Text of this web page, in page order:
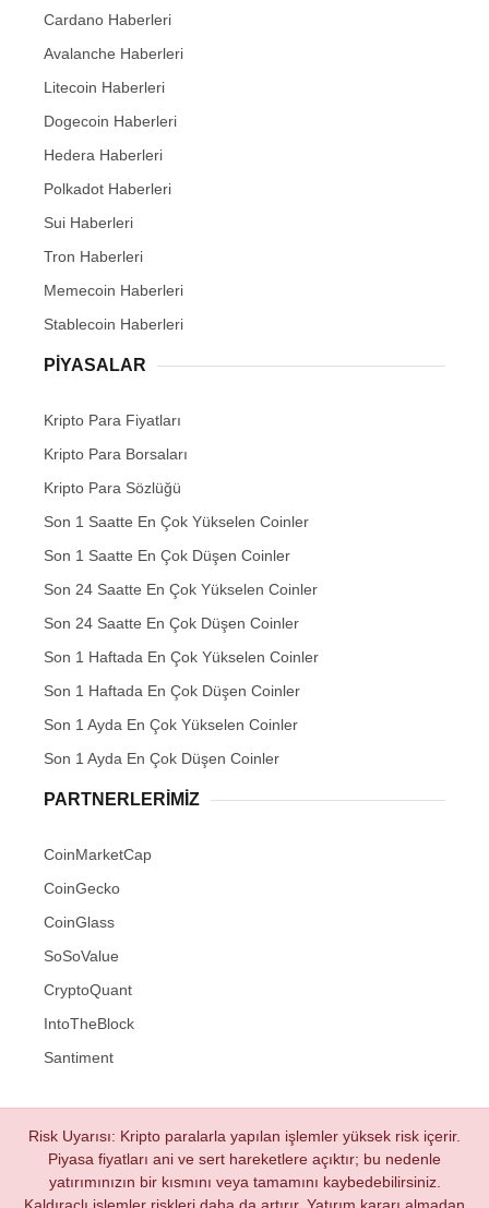
Cardano Haberleri
Avalanche Haberleri
Litecoin Haberleri
Dogecoin Haberleri
Hedera Haberleri
Polkadot Haberleri
Sui Haberleri
Tron Haberleri
Memecoin Haberleri
Stablecoin Haberleri
PIYASALAR
Kripto Para Fiyatları
Kripto Para Borsaları
Kripto Para Sözlüğü
Son 1 Saatte En Çok Yükselen Coinler
Son 1 Saatte En Çok Düşen Coinler
Son 24 Saatte En Çok Yükselen Coinler
Son 24 Saatte En Çok Düşen Coinler
Son 1 Haftada En Çok Yükselen Coinler
Son 1 Haftada En Çok Düşen Coinler
Son 1 Ayda En Çok Yükselen Coinler
Son 1 Ayda En Çok Düşen Coinler
PARTNERLERIMIZ
CoinMarketCap
CoinGecko
CoinGlass
SoSoValue
CryptoQuant
IntoTheBlock
Santiment
Risk Uyarısı: Kripto paralarla yapılan işlemler yüksek risk içerir.
Piyasa fiyatları ani ve sert hareketlere açıktır; bu nedenle
yatırımınızın bir kısmını veya tamamını kaybedebilirsiniz.